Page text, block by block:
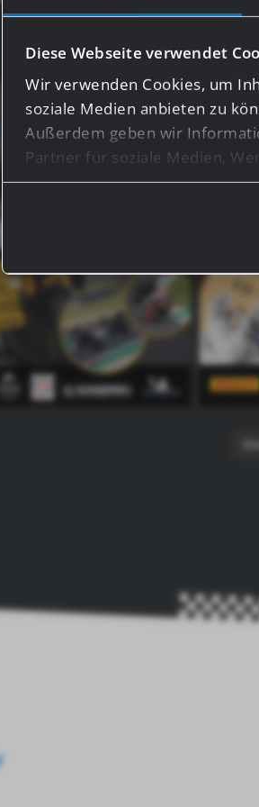
Diese Webseite verwendet
Wir verwenden Cookies, um
soziale Medien anbieten zu
Außerdem geben wir
Partner für soziale Medien,
Informationen
haben oder die sie im
Bei bestimmten Diensten wie
Drittländern, wie z.B. USA,
Cosa aspetti –